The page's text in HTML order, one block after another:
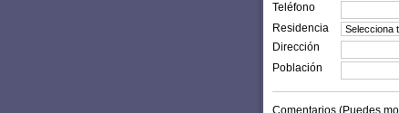
Teléfono
Residencia
Dirección
Población
Comentarios (Puedes